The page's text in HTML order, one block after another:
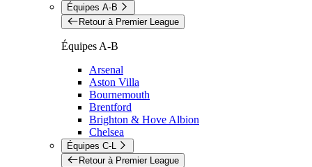
Équipes A-B
Retour à Premier League
Équipes A-B
Arsenal
Aston Villa
Bournemouth
Brentford
Brighton & Hove Albion
Chelsea
Équipes C-L
Retour à Premier League